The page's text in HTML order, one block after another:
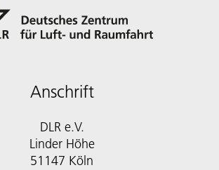
Anschrift
DLR e.V.
Linder Höhe
51147 Köln